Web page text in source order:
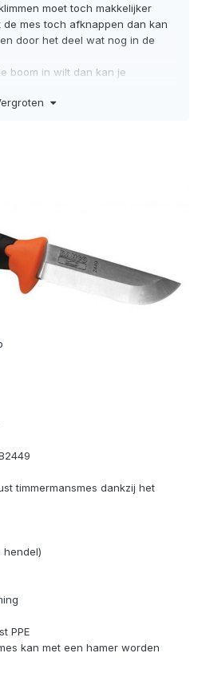
moet toch makkelijker
mes toch afknappen dan kan
door het deel wat nog in de
boom in wilt dan kan je
op verschillende hoogte in
met een bijl een trappetje
voor mijn gevoel.
timmermansmes dankzij het
hendel)
PPE
kan met een hamer worden